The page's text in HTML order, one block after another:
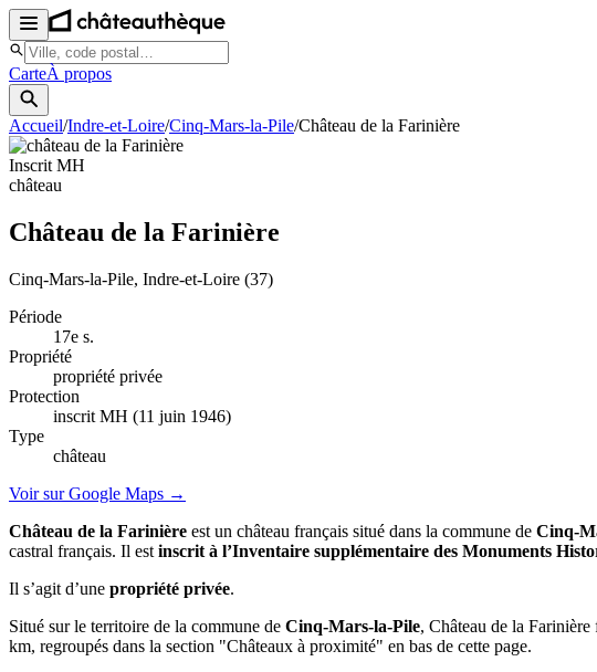
CarteÀ propos
Accueil/Indre-et-Loire/Cinq-Mars-la-Pile/Château de la Farinière
Inscrit MH
château
Château de la Farinière
Cinq-Mars-la-Pile, Indre-et-Loire (37)
Période
17e s.
Propriété
propriété privée
Protection
inscrit MH (11 juin 1946)
Type
château
Voir sur Google Maps →
Château de la Farinière est un château français situé dans la commune de Cinq-
castral français. Il est inscrit à l’Inventaire supplémentaire des Monuments
Il s’agit d’une propriété privée.
Situé sur le territoire de la commune de Cinq-Mars-la-Pile, Château de la
km, regroupés dans la section "Châteaux à proximité" en bas de cette page.